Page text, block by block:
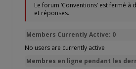
Le forum ‘Conventions’ est fermé à
et réponses.
Members Currently Active: 0
No users are currently active
Membres en ligne pendant les